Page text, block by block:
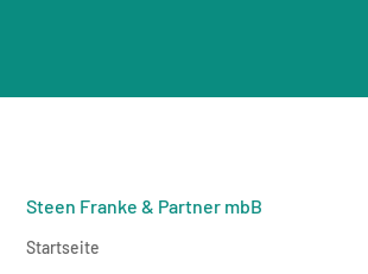
Steen Franke & Partner mbB
Startseite